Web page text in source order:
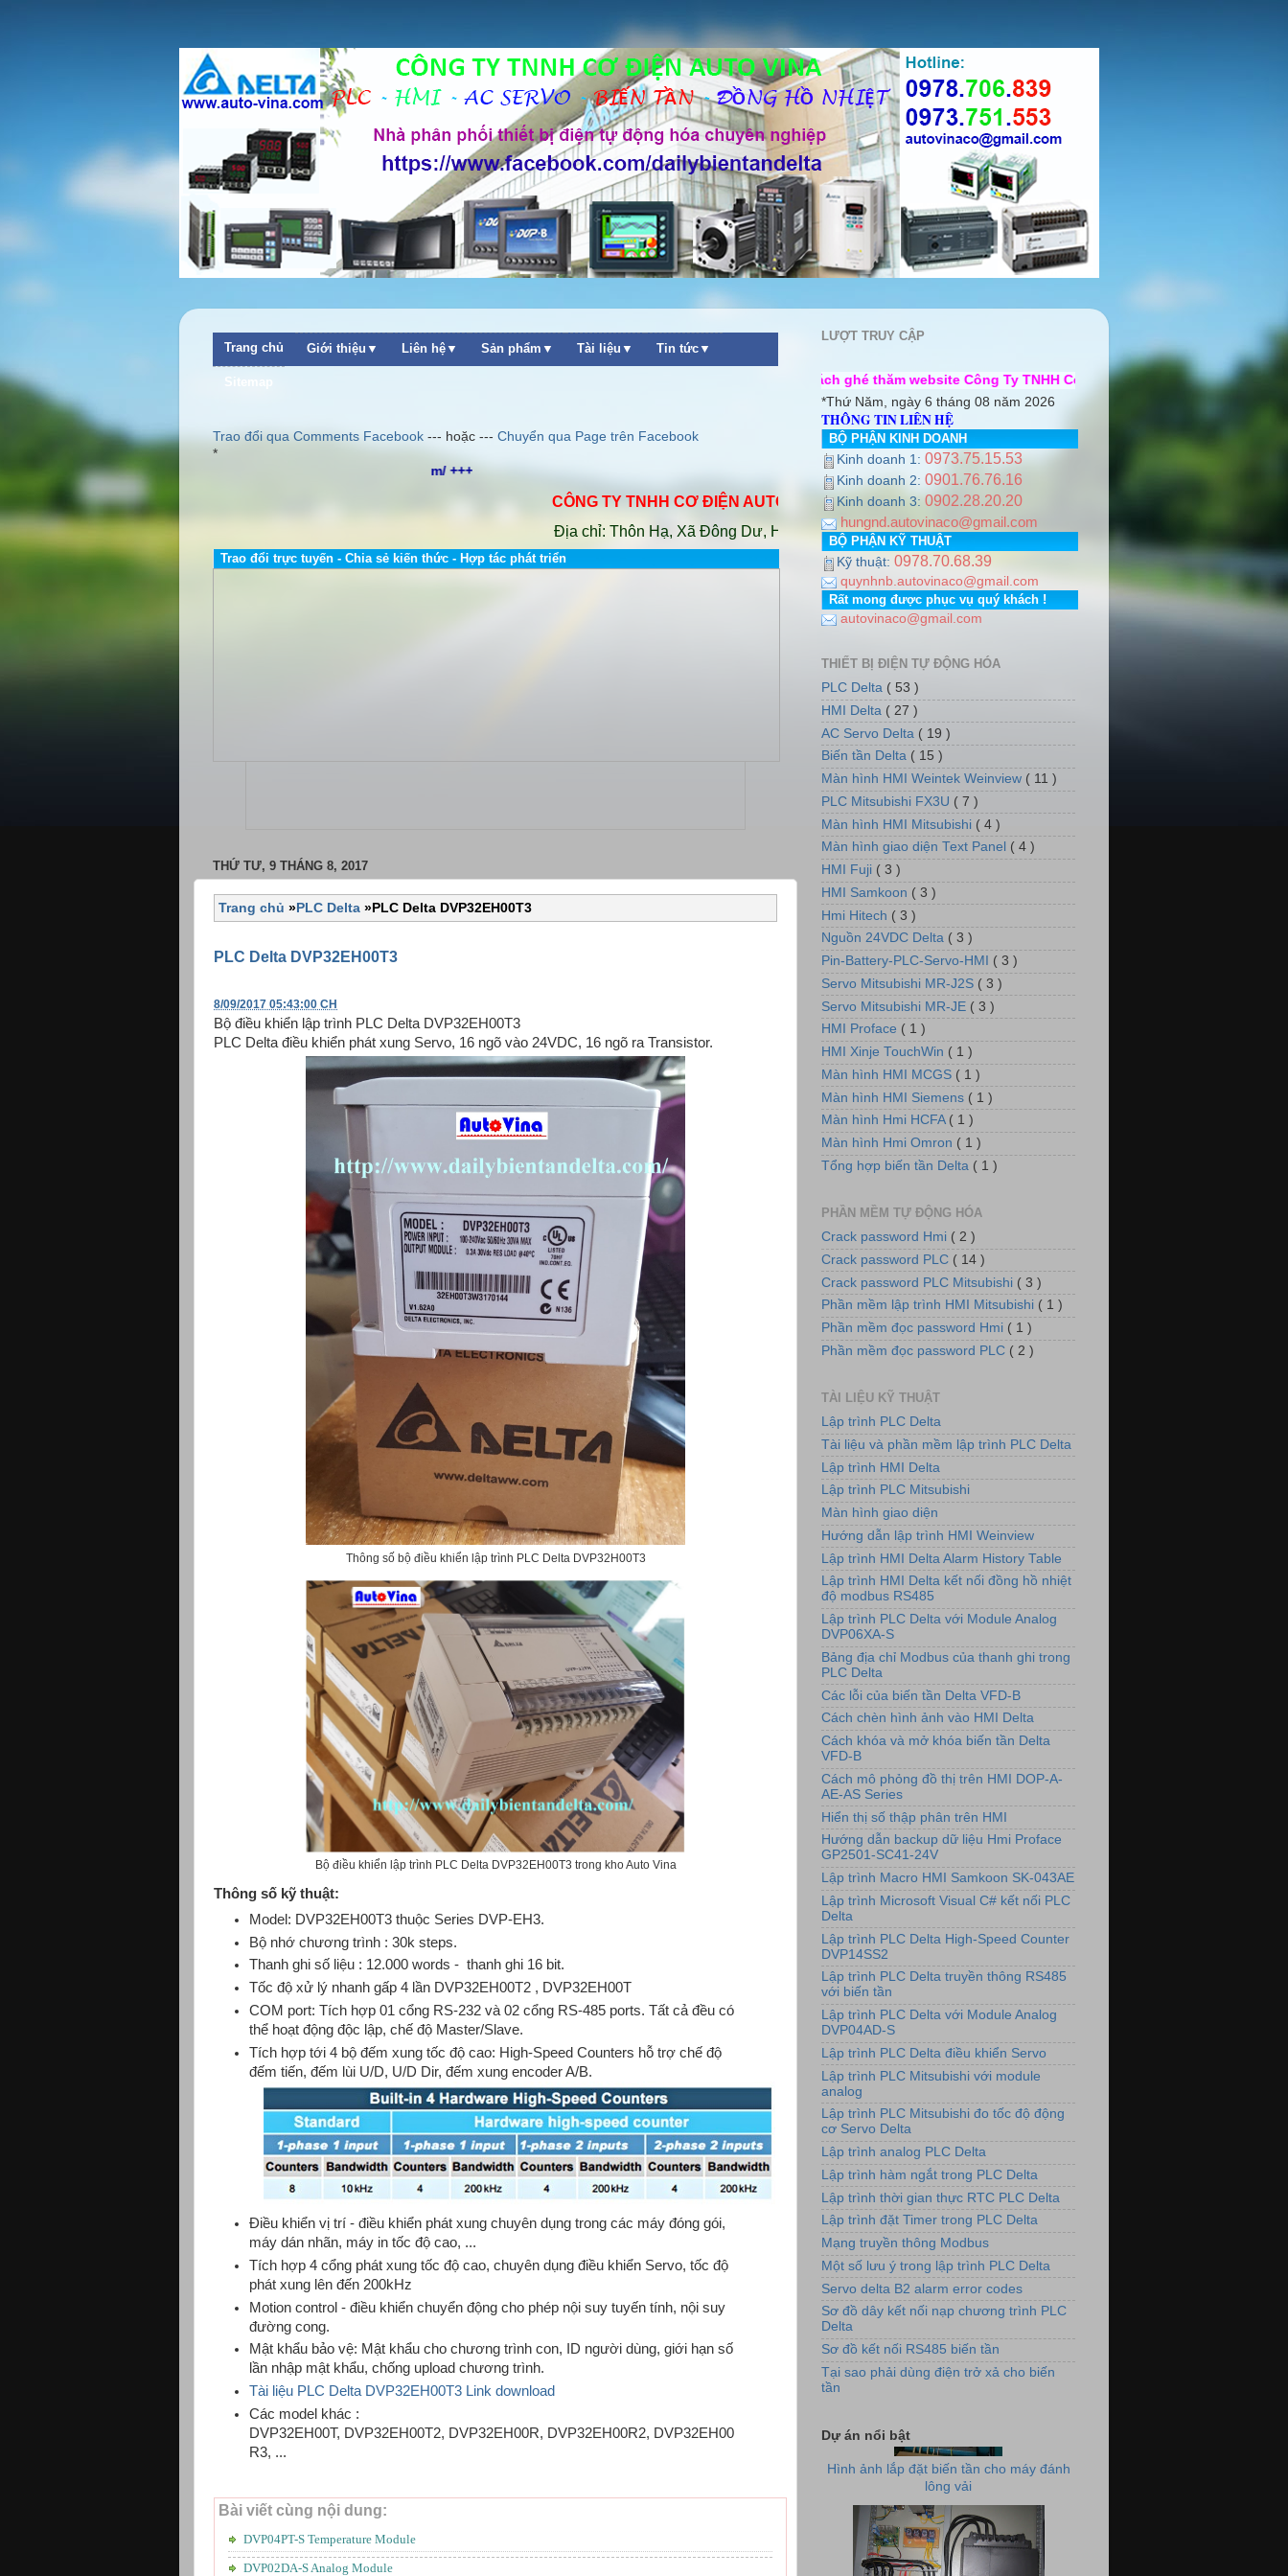
Trang chủ Giới thiệu▼ Liên hệ▼ Sản phẩm▼ Tài liệu▼ Tin tức▼
Sitemap
Trao đổi qua Comments Facebook --- hoặc --- Chuyển qua Page trên Facebook
*
http://www.dailybientandelta.com/ +++ http://www.auto-vina.com/ +++
CÔNG TY TNHH CƠ ĐIỆN AUTO VINA Hotline 0978.706.839 / 0973.751.553
Địa chỉ: Thôn Hạ, Xã Đông Dư, Huyện Gia Lâm, Thành phố Hà Nội. PGD: Số nhà 7, dãy 5, tổ dân phố số 12,
Trao đổi trực tuyến - Chia sẻ kiến thức - Hợp tác phát triển
THỨ TƯ, 9 THÁNG 8, 2017
Trang chủ »PLC Delta »PLC Delta DVP32EH00T3
PLC Delta DVP32EH00T3
8/09/2017 05:43:00 CH
Bộ điều khiển lập trình PLC Delta DVP32EH00T3
PLC Delta điều khiển phát xung Servo, 16 ngõ vào 24VDC, 16 ngõ ra Transistor.
Thông số bộ điều khiển lập trình PLC Delta DVP32H00T3
Bộ điều khiển lập trình PLC Delta DVP32EH00T3 trong kho Auto Vina
Thông số kỹ thuật:
Model: DVP32EH00T3 thuộc Series DVP-EH3.
Bộ nhớ chương trình : 30k steps.
Thanh ghi số liệu : 12.000 words - thanh ghi 16 bit.
Tốc độ xử lý nhanh gấp 4 lần DVP32EH00T2 , DVP32EH00T
COM port: Tích hợp 01 cổng RS-232 và 02 cổng RS-485 ports. Tất cả đều có
thể hoạt động độc lập, chế độ Master/Slave.
Tích hợp tới 4 bộ đếm xung tốc độ cao: High-Speed Counters hỗ trợ chế độ
đếm tiến, đếm lùi U/D, U/D Dir, đếm xung encoder A/B.
Điều khiển vị trí - điều khiển phát xung chuyên dụng trong các máy đóng gói,
máy dán nhãn, máy in tốc độ cao, ...
Tích hợp 4 cổng phát xung tốc độ cao, chuyên dụng điều khiển Servo, tốc độ
phát xung lên đến 200kHz
Motion control - điều khiển chuyển động cho phép nội suy tuyến tính, nội suy
đường cong.
Mật khẩu bảo vệ: Mật khẩu cho chương trình con, ID người dùng, giới hạn số
lần nhập mật khẩu, chống upload chương trình.
Tài liệu PLC Delta DVP32EH00T3 Link download
Các model khác :
DVP32EH00T, DVP32EH00T2, DVP32EH00R, DVP32EH00R2, DVP32EH00
R3, ...
Bài viết cùng nội dung:
DVP04PT-S Temperature Module
DVP02DA-S Analog Module
LƯỢT TRUY CẬP
++ Chào mừng quý khách ghé thăm website Công Ty TNHH Cơ điện Auto Vina ++ Chúng tôi rất mong được
*Thứ Năm, ngày 6 tháng 08 năm 2026
THÔNG TIN LIÊN HỆ
BỘ PHẬN KINH DOANH
Kinh doanh 1: 0973.75.15.53
Kinh doanh 2: 0901.76.76.16
Kinh doanh 3: 0902.28.20.20
hungnd.autovinaco@gmail.com
BỘ PHẬN KỸ THUẬT
Kỹ thuật: 0978.70.68.39
quynhnb.autovinaco@gmail.com
Rất mong được phục vụ quý khách !
autovinaco@gmail.com
THIẾT BỊ ĐIỆN TỰ ĐỘNG HÓA
PLC Delta ( 53 )
HMI Delta ( 27 )
AC Servo Delta ( 19 )
Biến tần Delta ( 15 )
Màn hình HMI Weintek Weinview ( 11 )
PLC Mitsubishi FX3U ( 7 )
Màn hình HMI Mitsubishi ( 4 )
Màn hình giao diện Text Panel ( 4 )
HMI Fuji ( 3 )
HMI Samkoon ( 3 )
Hmi Hitech ( 3 )
Nguồn 24VDC Delta ( 3 )
Pin-Battery-PLC-Servo-HMI ( 3 )
Servo Mitsubishi MR-J2S ( 3 )
Servo Mitsubishi MR-JE ( 3 )
HMI Proface ( 1 )
HMI Xinje TouchWin ( 1 )
Màn hình HMI MCGS ( 1 )
Màn hình HMI Siemens ( 1 )
Màn hình Hmi HCFA ( 1 )
Màn hình Hmi Omron ( 1 )
Tổng hợp biến tần Delta ( 1 )
PHẦN MỀM TỰ ĐỘNG HÓA
Crack password Hmi ( 2 )
Crack password PLC ( 14 )
Crack password PLC Mitsubishi ( 3 )
Phần mềm lập trình HMI Mitsubishi ( 1 )
Phần mềm đọc password Hmi ( 1 )
Phần mềm đọc password PLC ( 2 )
TÀI LIỆU KỸ THUẬT
Lập trình PLC Delta
Tài liệu và phần mềm lập trình PLC Delta
Lập trình HMI Delta
Lập trình PLC Mitsubishi
Màn hình giao diện
Hướng dẫn lập trình HMI Weinview
Lập trình HMI Delta Alarm History Table
Lập trình HMI Delta kết nối đồng hồ nhiệt
độ modbus RS485
Lập trình PLC Delta với Module Analog
DVP06XA-S
Bảng địa chỉ Modbus của thanh ghi trong
PLC Delta
Các lỗi của biến tần Delta VFD-B
Cách chèn hình ảnh vào HMI Delta
Cách khóa và mở khóa biến tần Delta
VFD-B
Cách mô phỏng đồ thị trên HMI DOP-A-
AE-AS Series
Hiển thị số thập phân trên HMI
Hướng dẫn backup dữ liệu Hmi Proface
GP2501-SC41-24V
Lập trình Macro HMI Samkoon SK-043AE
Lập trình Microsoft Visual C# kết nối PLC
Delta
Lập trình PLC Delta High-Speed Counter
DVP14SS2
Lập trình PLC Delta truyền thông RS485
với biến tần
Lập trình PLC Delta với Module Analog
DVP04AD-S
Lập trình PLC Delta điều khiển Servo
Lập trình PLC Mitsubishi với module
analog
Lập trình PLC Mitsubishi đo tốc độ động
cơ Servo Delta
Lập trình analog PLC Delta
Lập trình hàm ngắt trong PLC Delta
Lập trình thời gian thực RTC PLC Delta
Lập trình đặt Timer trong PLC Delta
Mạng truyền thông Modbus
Một số lưu ý trong lập trình PLC Delta
Servo delta B2 alarm error codes
Sơ đồ dây kết nối nạp chương trình PLC
Delta
Sơ đồ kết nối RS485 biến tần
Tại sao phải dùng điện trở xả cho biến
tần
Dự án nổi bật